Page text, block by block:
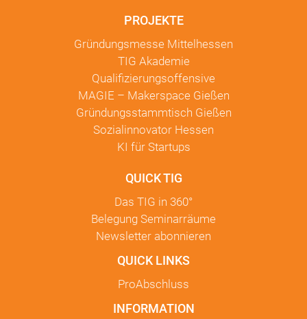
PROJEKTE
Gründungsmesse Mittelhessen
TIG Akademie
Qualifizierungsoffensive
MAGIE – Makerspace Gießen
Gründungsstammtisch Gießen
Sozialinnovator Hessen
KI für Startups
QUICK TIG
Das TIG in 360°
Belegung Seminarräume
Newsletter abonnieren
QUICK LINKS
ProAbschluss
INFORMATION